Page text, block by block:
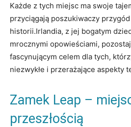
Każde ​z tych miejsc ma ⁣swoje
przyciągają ‍poszukiwaczy
historii.Irlandia,​ z jej bogatym
mrocznymi ​opowieściami,
fascynującym ​celem dla ‌tych,
niezwykłe i​ przerażające⁣ aspekty
Zamek ‍Leap ‍–
przeszłością